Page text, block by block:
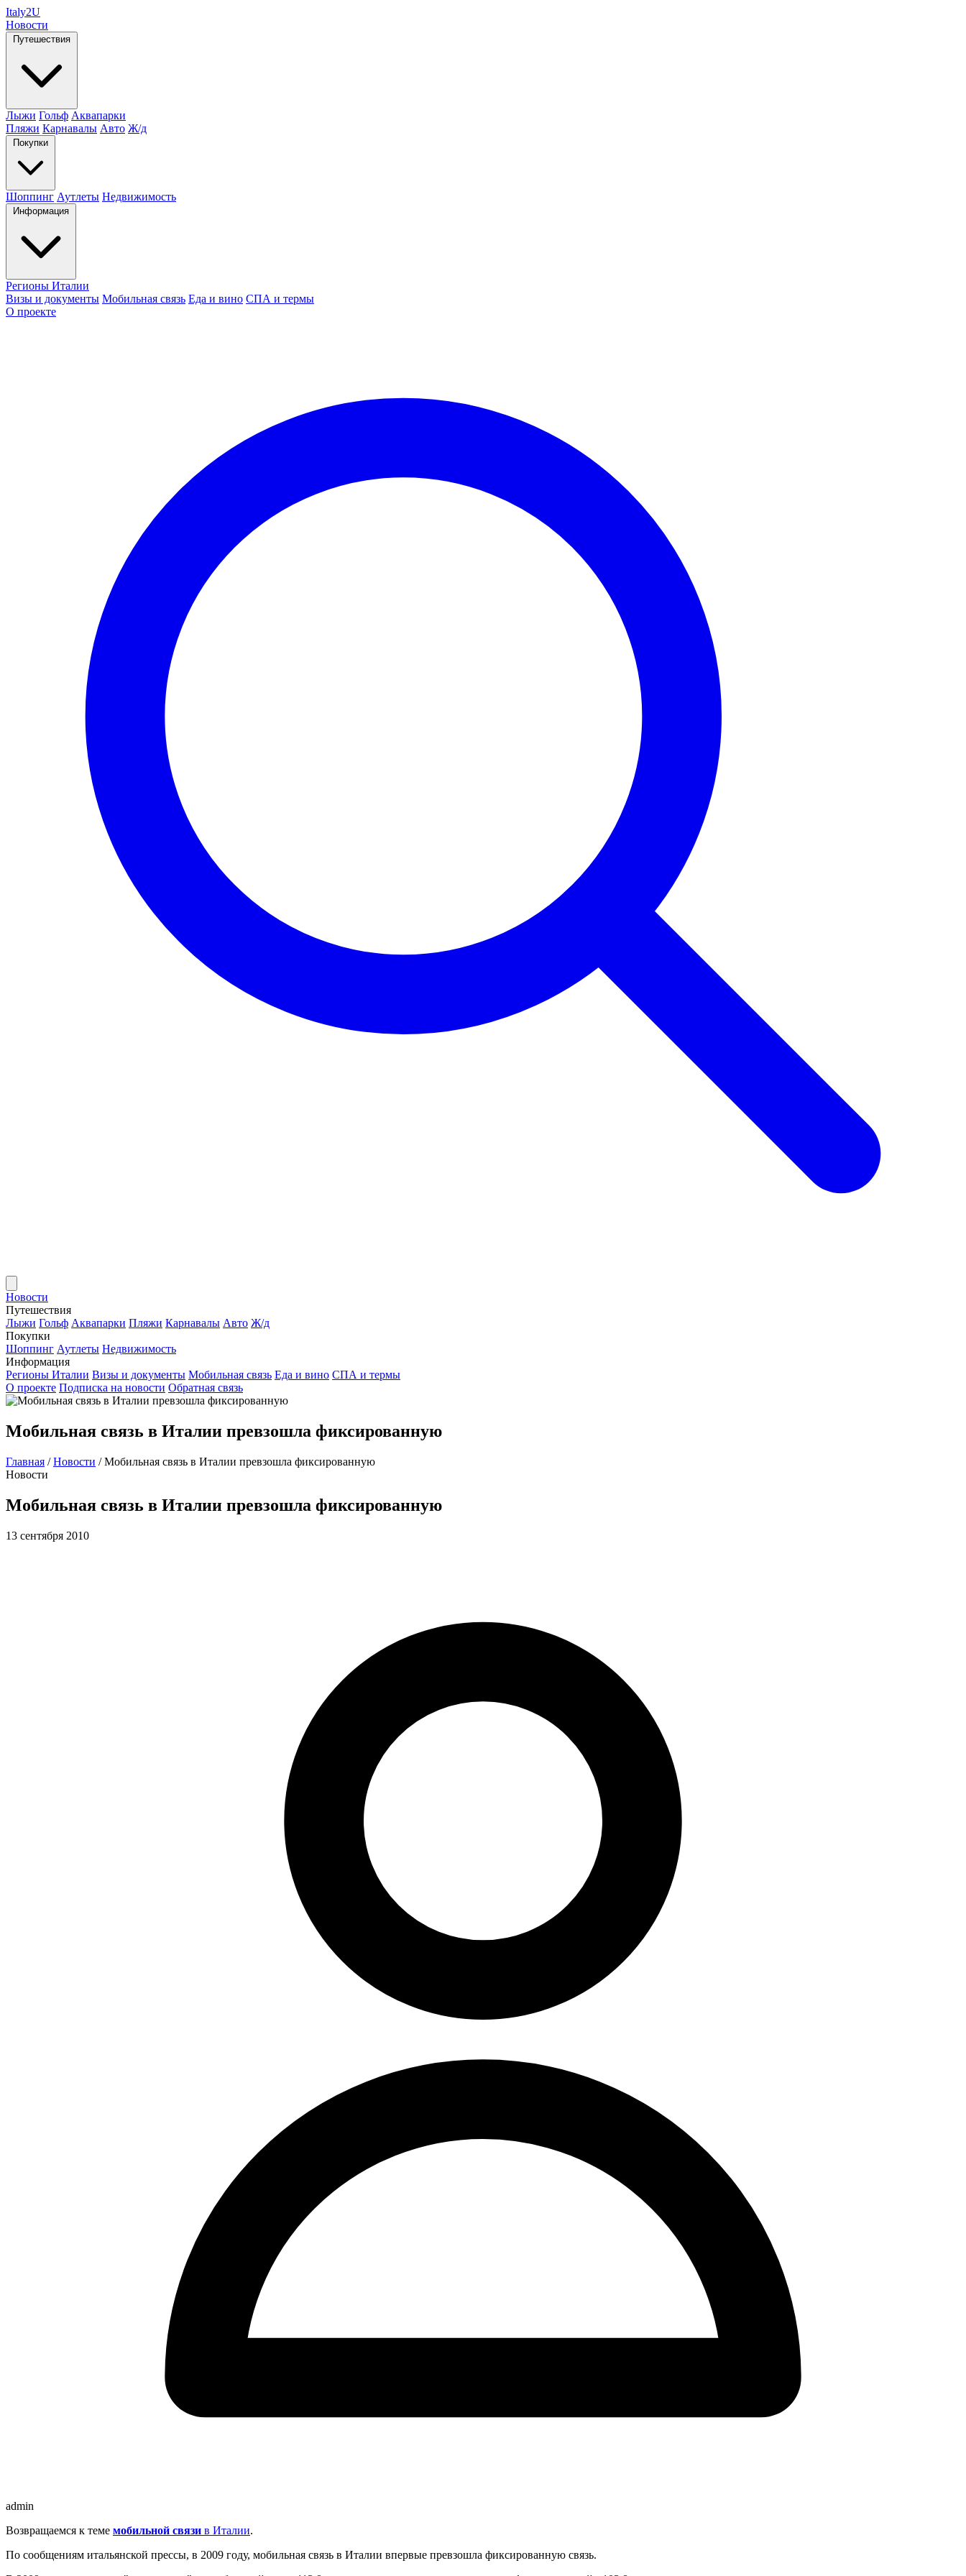
Italy2U
Новости
Путешествия
Лыжи Гольф Аквапарки
Пляжи Карнавалы Авто Ж/д
Покупки
Шоппинг Аутлеты Недвижимость
Информация
Регионы Италии
Визы и документы Мобильная связь Еда и вино СПА и термы
О проекте
Новости
Путешествия
Лыжи Гольф Аквапарки Пляжи Карнавалы Авто Ж/д
Покупки
Шоппинг Аутлеты Недвижимость
Информация
Регионы Италии Визы и документы Мобильная связь Еда и вино СПА и термы
О проекте Подписка на новости Обратная связь
Мобильная связь в Италии превзошла фиксированную
Главная / Новости / Мобильная связь в Италии превзошла фиксированную
Новости
Мобильная связь в Италии превзошла фиксированную
13 сентября 2010
admin
Возвращаемся к теме мобильной связи в Италии.
По сообщениям итальянской прессы, в 2009 году, мобильная связь в Италии впервые превзошла фиксированную связь.